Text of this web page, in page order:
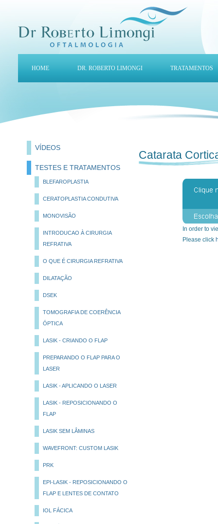
HOME DR. ROBERTO LIMONGI TRATAMENTOS
VÍDEOS
TESTES E TRATAMENTOS
BLEFAROPLASTIA
CERATOPLASTIA CONDUTIVA
MONOVISÃO
INTRODUCAO À CIRURGIA
REFRATIVA
O QUE É CIRURGIA REFRATIVA
DILATAÇÃO
DSEK
TOMOGRAFIA DE COERÊNCIA
ÓPTICA
LASIK - CRIANDO O FLAP
PREPARANDO O FLAP PARA O
LASER
LASIK - APLICANDO O LASER
LASIK - REPOSICIONANDO O
FLAP
LASIK SEM LÂMINAS
WAVEFRONT: CUSTOM LASIK
PRK
EPI-LASIK - REPOSICIONANDO O
FLAP E LENTES DE CONTATO
IOL FÁCICA
Catarata
In order to
Please click